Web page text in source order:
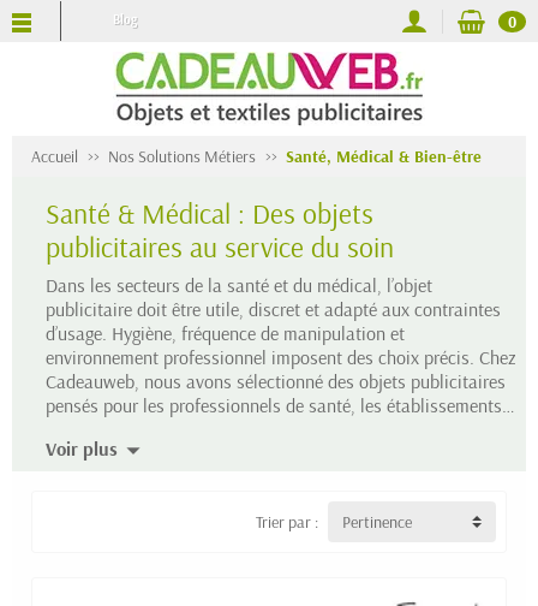
Blog 0
Accueil Nos Solutions Métiers Santé, Médical & Bien-être
Santé & Médical : Des objets
publicitaires au service du soin
Dans les secteurs de la santé et du médical, l’objet
publicitaire doit être utile, discret et adapté aux contraintes
d’usage. Hygiène, fréquence de manipulation et
environnement professionnel imposent des choix précis. Chez
Cadeauweb, nous avons sélectionné des objets publicitaires
pensés pour les professionnels de santé, les établissements
durables et cohérents avec les exigences du terrain, pour
Voir plus
Trier par : Pertinence